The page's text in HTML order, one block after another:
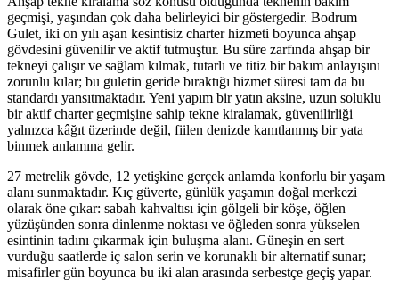
geçmişi, yaşından çok daha belirleyici bir göstergedir. Bodrum
Gulet, iki on yılı aşan kesintisiz charter hizmeti boyunca ahşap
gövdesini güvenilir ve aktif tutmuştur. Bu süre zarfında ahşap bir
tekneyi çalışır ve sağlam kılmak, tutarlı ve titiz bir bakım anlayışını
zorunlu kılar; bu guletin geride bıraktığı hizmet süresi tam da bu
standardı yansıtmaktadır. Yeni yapım bir yatın aksine, uzun soluklu
bir aktif charter geçmişine sahip tekne kiralamak, güvenilirliği
yalnızca kâğıt üzerinde değil, fiilen denizde kanıtlanmış bir yata
binmek anlamına gelir.
27 metrelik gövde, 12 yetişkine gerçek anlamda konforlu bir yaşam
alanı sunmaktadır. Kıç güverte, günlük yaşamın doğal merkezi
olarak öne çıkar: sabah kahvaltısı için gölgeli bir köşe, öğlen
yüzüşünden sonra dinlenme noktası ve öğleden sonra yükselen
esintinin tadını çıkarmak için buluşma alanı. Güneşin en sert
vurduğu saatlerde iç salon serin ve korunaklı bir alternatif sunar;
misafirler gün boyunca bu iki alan arasında serbestçe geçiş yapar.